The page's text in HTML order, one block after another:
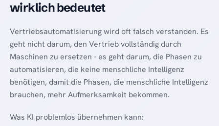
wirklich bedeutet
Vertriebsautomatisierung wird oft falsch verstanden. Es
geht nicht darum, den Vertrieb vollständig durch
Maschinen zu ersetzen - es geht darum, die Phasen zu
automatisieren, die keine menschliche Intelligenz
benötigen, damit die Phasen, die menschliche Intelligenz
brauchen, mehr Aufmerksamkeit bekommen.
Was KI problemlos übernehmen kann: